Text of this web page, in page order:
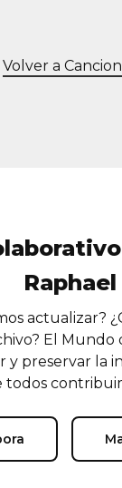
Volver a
Raphael
actualizar?
El Mundo
preservar la